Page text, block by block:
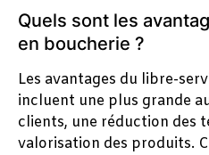
Quels sont les
en boucherie ?
Les avantages du libre-
incluent une plus grande
clients, une réduction des
valorisation des produits.